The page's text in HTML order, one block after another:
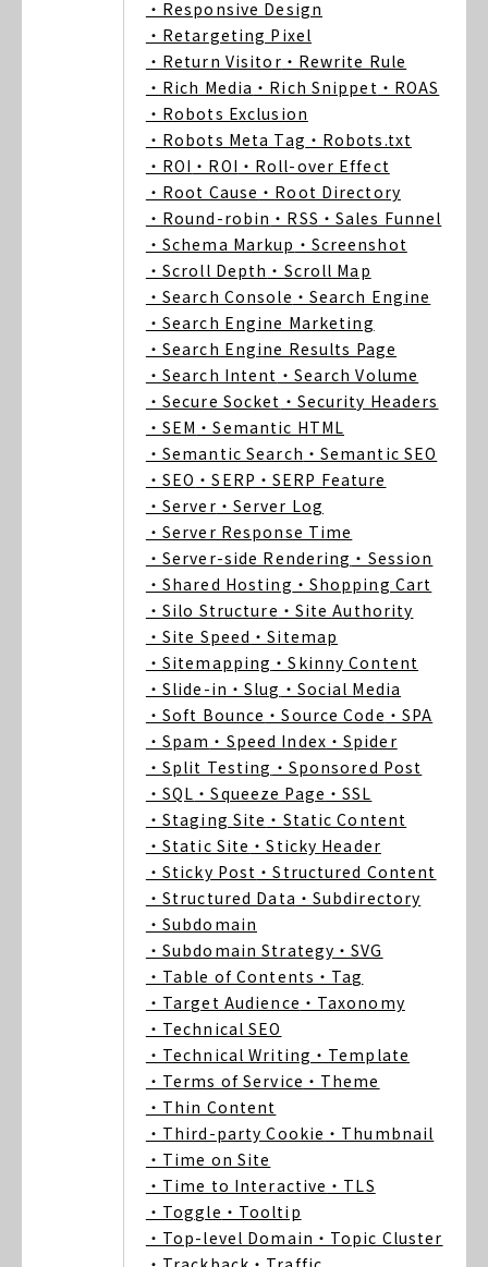
・Responsive Design
・Retargeting Pixel
・Return Visitor ・Rewrite Rule
・Rich Media ・Rich Snippet ・ROAS
・Robots Exclusion
・Robots Meta Tag ・Robots.txt
・ROI ・ROI ・Roll-over Effect
・Root Cause ・Root Directory
・Round-robin ・RSS ・Sales Funnel
・Schema Markup ・Screenshot
・Scroll Depth ・Scroll Map
・Search Console ・Search Engine
・Search Engine Marketing
・Search Engine Results Page
・Search Intent ・Search Volume
・Secure Socket ・Security Headers
・SEM ・Semantic HTML
・Semantic Search ・Semantic SEO
・SEO ・SERP ・SERP Feature
・Server ・Server Log
・Server Response Time
・Server-side Rendering ・Session
・Shared Hosting ・Shopping Cart
・Silo Structure ・Site Authority
・Site Speed ・Sitemap
・Sitemapping ・Skinny Content
・Slide-in ・Slug ・Social Media
・Soft Bounce ・Source Code ・SPA
・Spam ・Speed Index ・Spider
・Split Testing ・Sponsored Post
・SQL ・Squeeze Page ・SSL
・Staging Site ・Static Content
・Static Site ・Sticky Header
・Sticky Post ・Structured Content
・Structured Data ・Subdirectory
・Subdomain
・Subdomain Strategy ・SVG
・Table of Contents ・Tag
・Target Audience ・Taxonomy
・Technical SEO
・Technical Writing ・Template
・Terms of Service ・Theme
・Thin Content
・Third-party Cookie ・Thumbnail
・Time on Site
・Time to Interactive ・TLS
・Toggle ・Tooltip
・Top-level Domain ・Topic Cluster